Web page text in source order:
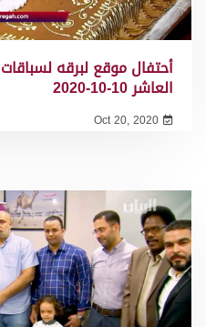
أحتفال موقع لبرقه
العاشر 10-10-2020
Oct 20, 2020